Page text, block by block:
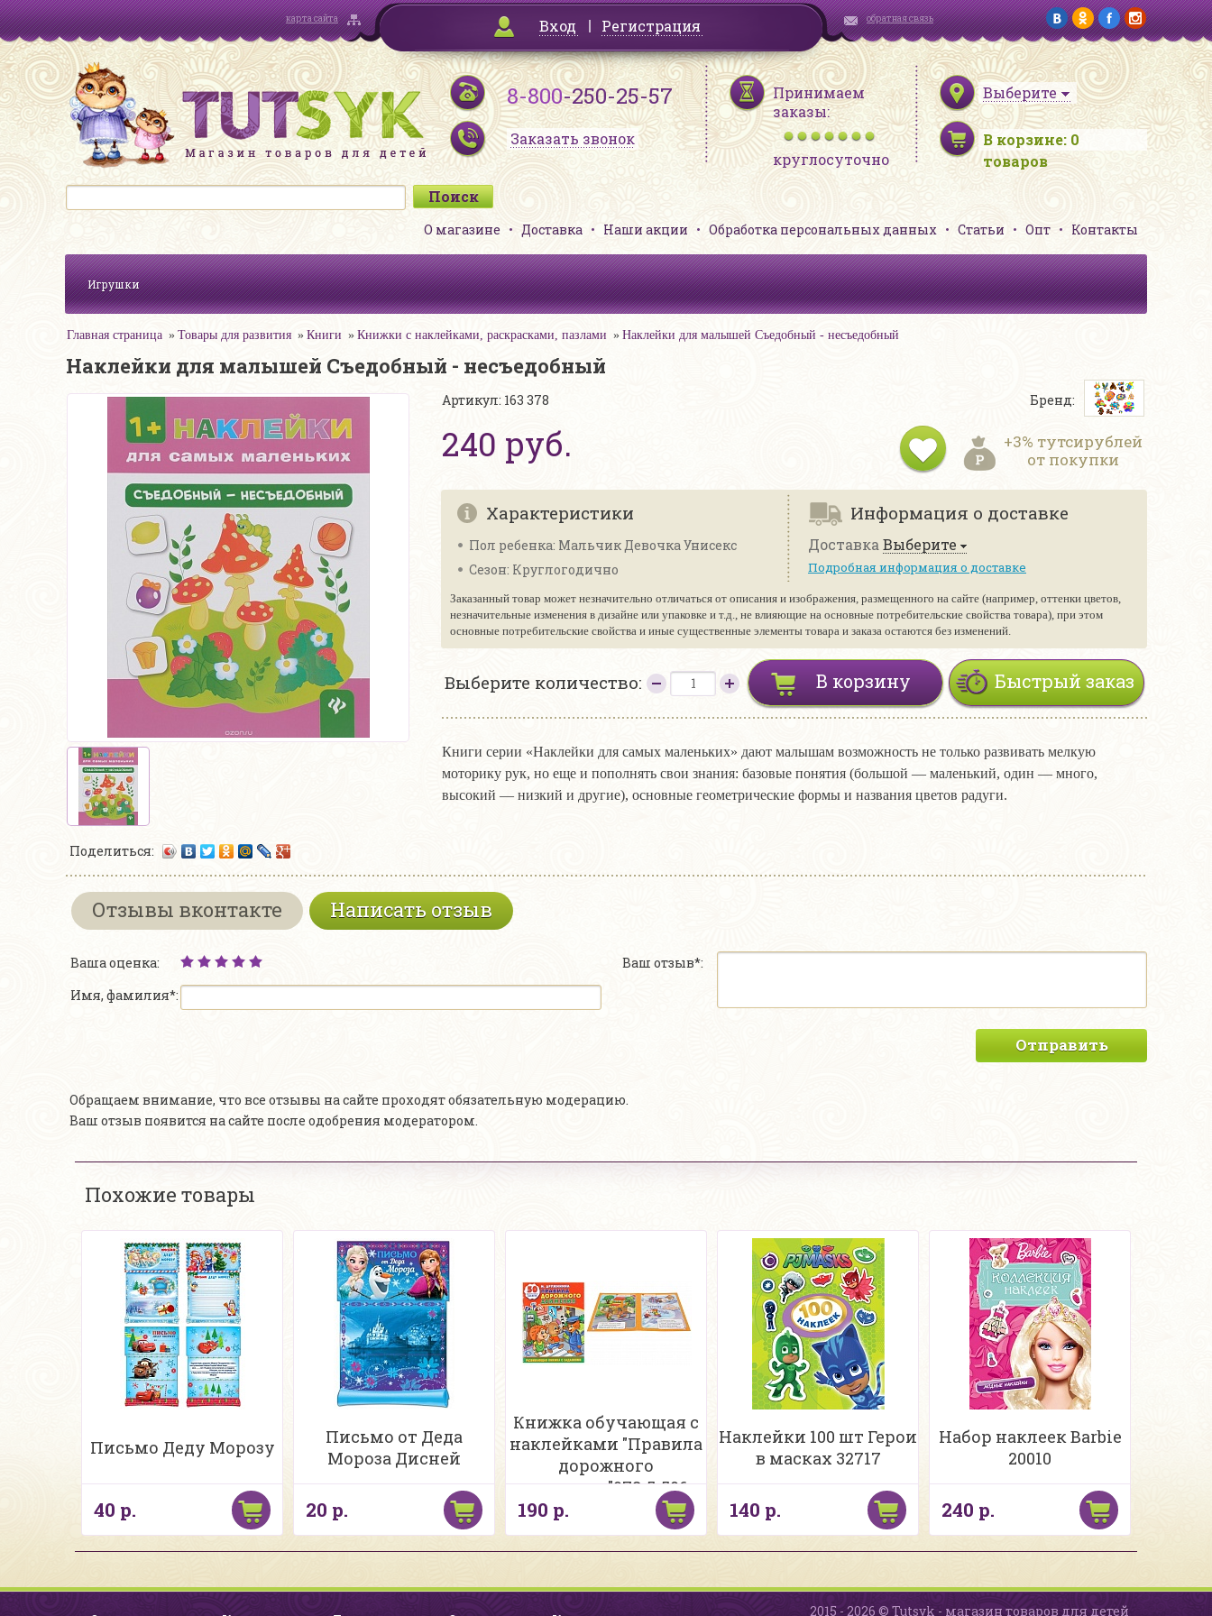
карта сайта Вход Регистрация обратная связь
8-800-250-25-57
Заказать звонок
Принимаем
заказы:
круглосуточно
Выберите
В корзине: 0
товаров
О магазине Доставка Наши акции Обработка персональных данных Статьи Опт Контакты
Игрушки
Главная страница Товары для развития Книги Книжки с наклейками, раскрасками, пазлами Наклейки для малышей Съедобный - несъедобный
Наклейки для малышей Съедобный - несъедобный
Поделиться:
Артикул: 163 378
240 руб.
Бренд:
+3% тутсирублей
от покупки
Характеристики
Пол ребенка: Мальчик Девочка Унисекс
Сезон: Круглогодично
Информация о доставке
Доставка Выберите
Подробная информация о доставке
Заказанный товар может незначительно отличаться от описания и изображения, размещенного на сайте (например, оттенки цветов,
незначительные изменения в дизайне или упаковке и т.д., не влияющие на основные потребительские свойства товара), при этом
основные потребительские свойства и иные существенные элементы товара и заказа остаются без изменений.
Выберите количество: Быстрый заказ
В корзину
Книги серии «Наклейки для самых маленьких» дают малышам возможность не только развивать мелкую
моторику рук, но еще и пополнять свои знания: базовые понятия (большой — маленький, один — много,
высокий — низкий и другие), основные геометрические формы и названия цветов радуги.
Отзывы вконтакте Написать отзыв
Ваша оценка:
Имя, фамилия*:
Ваш отзыв*:
Отправить
Обращаем внимание, что все отзывы на сайте проходят обязательную модерацию.
Ваш отзыв появится на сайте после одобрения модератором.
Похожие товары
Письмо Деду Морозу
40 р.
Письмо от Деда
Мороза Дисней
20 р.
Книжка обучающая с
наклейками "Правила
дорожного
движения"978-5-506-
01145-3 Умка
190 р.
Наклейки 100 шт Герои
в масках 32717
140 р.
Набор наклеек Barbie
20010
240 р.
2015 - 2026 © Tutsyk - магазин товаров для детей